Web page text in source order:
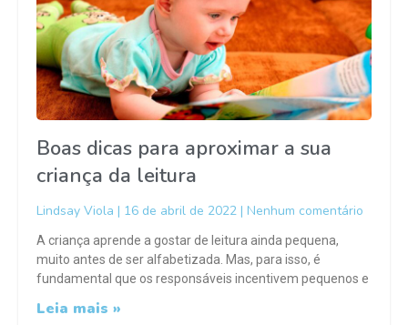
Boas dicas para aproximar a sua
criança da leitura
Lindsay Viola 16 de abril de 2022 Nenhum comentário
A criança aprende a gostar de leitura ainda pequena,
muito antes de ser alfabetizada. Mas, para isso, é
fundamental que os responsáveis incentivem pequenos e
Leia mais »